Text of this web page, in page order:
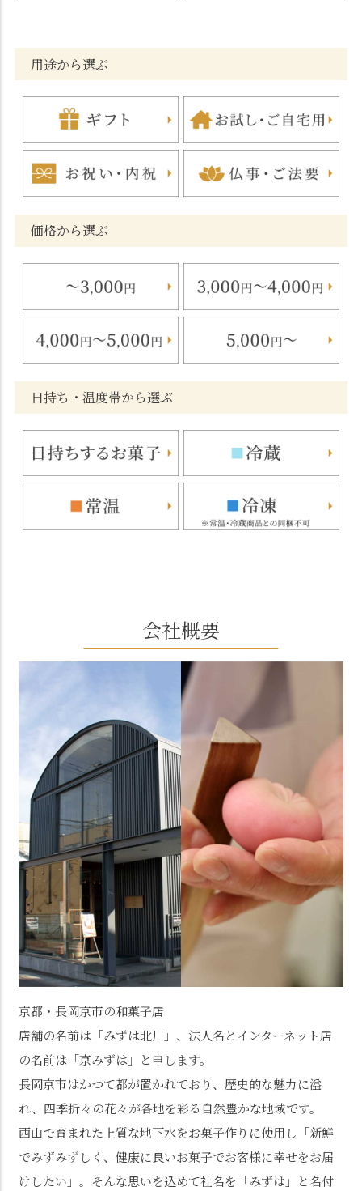
用途から選ぶ
価格から選ぶ
日持ち・温度帯から選ぶ
会社概要
京都・長岡京市の和菓子店
店舗の名前は「みずは北川」、法人名とインターネット店
の名前は「京みずは」と申します。
長岡京市はかつて都が置かれており、歴史的な魅力に溢
れ、四季折々の花々が各地を彩る自然豊かな地域です。
西山で育まれた上質な地下水をお菓子作りに使用し「新鮮
でみずみずしく、健康に良いお菓子でお客様に幸せをお届
けしたい」。そんな思いを込めて社名を「みずは」と名付